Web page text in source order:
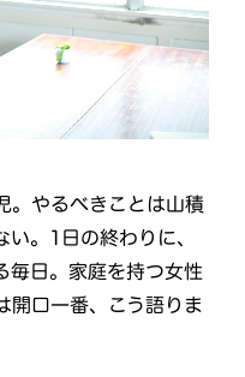
。やるべきことは山積
。1日の終わりに、
毎日。家庭を持つ女性
開口一番、こう語りま